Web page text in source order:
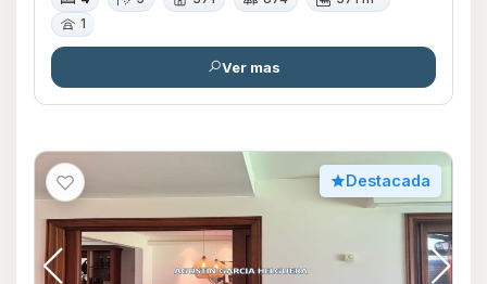
1
Ver mas
Destacada